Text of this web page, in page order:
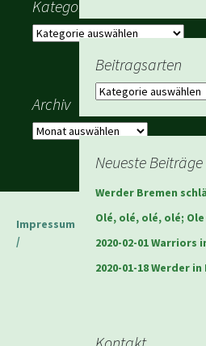
Beitragsarten
Beitragsarten
Neueste Beiträge
Werder Bremen
Olé, olé, olé, olé;
2020-02-01 Warriors
2020-01-18 Werder
Kategorien
Kategorien
Archiv
Archiv
Impressum
/